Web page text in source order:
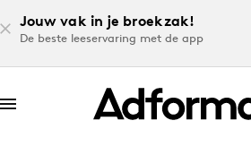
Jouw vak in je broekzak!
De beste leeservaring met de app